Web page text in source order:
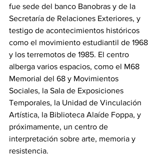
fue sede del banco Banobras y de la
Secretaría de Relaciones Exteriores, y
testigo de acontecimientos históricos
como el movimiento estudiantil de 1968
y los terremotos de 1985. El centro
alberga varios espacios, como el M68
Memorial del 68 y Movimientos
Sociales, la Sala de Exposiciones
Temporales, la Unidad de Vinculación
Artística, la Biblioteca Alaíde Foppa, y
próximamente, un centro de
interpretación sobre arte, memoria y
resistencia.